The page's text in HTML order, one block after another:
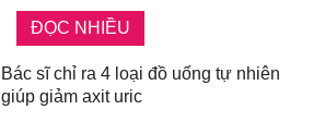
ĐỌC NHIỀU
Bác sĩ chỉ ra 4 loại đồ uống tự nhiên
giúp giảm axit uric